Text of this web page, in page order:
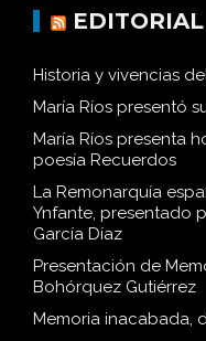
Historia y vivencias
María Ríos presentó
María Ríos presenta
poesía Recuerdos
La Remonarquía
Ynfante, presentado
García Díaz
Presentación de
Bohórquez Gutiérrez
Memoria inacabada,